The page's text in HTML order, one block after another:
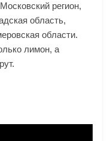
регион,
область,
области.
лимон, а